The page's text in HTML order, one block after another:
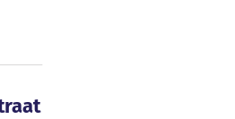
Elisabeth